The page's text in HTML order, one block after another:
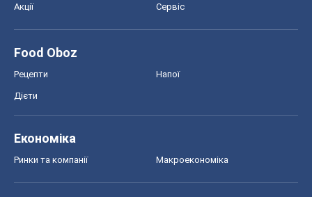
Акції Сервіс
Food Oboz
Рецепти Напої
Дієти
Економіка
Ринки та компанії Макроекономіка